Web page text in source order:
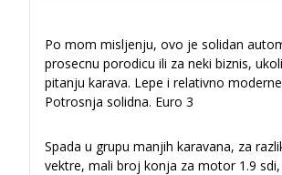
Po mom misljenju, ovo je solidan
prosecnu porodicu ili za neki biznis,
pitanju karava. Lepe i relativno
Potrosnja solidna. Euro 3
Spada u grupu manjih karavana, za
vektre, mali broj konja za motor 1.9